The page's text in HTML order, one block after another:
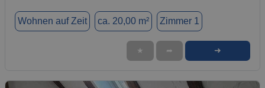
Wohnen auf Zeit ca. 20,00 m² Zimmer 1
★ ➦ ➜